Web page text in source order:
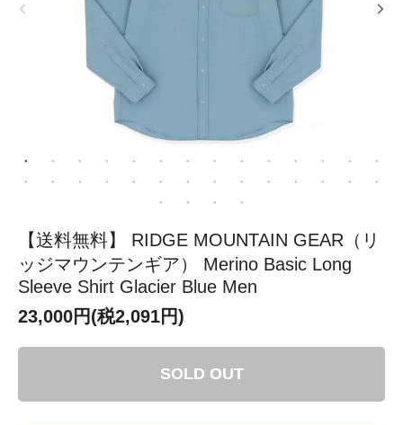
【送料無料】 RIDGE MOUNTAIN GEAR（リ
ッジマウンテンギア） Merino Basic Long
Sleeve Shirt Glacier Blue Men
23,000円(税2,091円)
SOLD OUT